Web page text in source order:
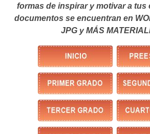
formas de inspirar y motivar a tus
documentos se encuentran en
JPG y MÁS